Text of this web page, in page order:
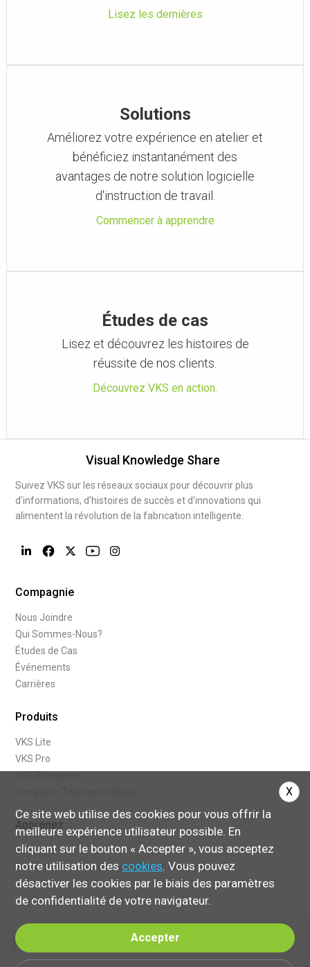
Lisez les dernières
Solutions
Améliorez votre expérience en atelier et
bénéficiez instantanément des
avantages de notre solution logicielle
d'instruction de travail.
Commencer à apprendre
Études de cas
Lisez et découvrez les histoires de
réussite de nos clients.
Découvrez VKS en action.
Ce site web utilise des cookies pour vous offrir la
meilleure expérience utilisateur possible. En
cliquant sur le bouton « Accepter », vous acceptez
notre utilisation des cookies. Vous pouvez
désactiver les cookies par le biais des paramètres
de confidentialité de votre navigateur.
Accepter
X
Visual Knowledge Share
Suivez VKS sur les réseaux sociaux pour découvrir plus
d'informations, d'histoires de succès et d'innovations qui
alimentent la révolution de la fabrication intelligente.
Compagnie
Nous Joindre
Qui Sommes-Nous?
Études de Cas
Événements
Carrières
Produits
VKS Lite
VKS Pro
Apprenez
Blogue
Que Sont les Instructions de travail Numériques?
Terms of Service